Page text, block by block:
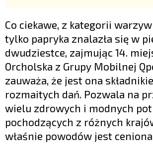
Co ciekawe, z kategorii
tylko papryka znalazła się w
dwudziestce, zajmując 14.
Orcholska z Grupy Mobilnej
zauważa, że jest ona
rozmaitych dań. Pozwala na
wielu zdrowych i modnych
pochodzących z różnych
właśnie powodów jest